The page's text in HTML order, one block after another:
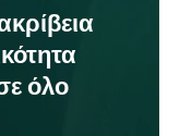
όλο